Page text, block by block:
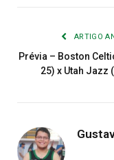
ARTIGO
Prévia – Boston
25) x Utah Jazz